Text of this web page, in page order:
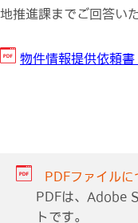
地推進課までご回答い
物件情報提供依頼書
PDFファイルに
PDFは、Adobe
トです。